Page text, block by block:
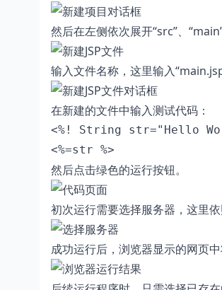
然后在左侧依次展开“src”、
输入文件名称，这里输入
在新建的文件中输入测试代码：
<%=str %>
然后点击绿色的运行按钮。
初次运行需要选择服务器，这里
成功运行后，浏览器显示的网页中